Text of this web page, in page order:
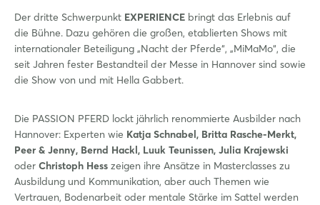
Der dritte Schwerpunkt EXPERIENCE bringt das Erlebnis auf
die Bühne. Dazu gehören die großen, etablierten Shows mit
internationaler Beteiligung „Nacht der Pferde“, „MiMaMo“, die
seit Jahren fester Bestandteil der Messe in Hannover sind sowie
die Show von und mit Hella Gabbert.
Die PASSION PFERD lockt jährlich renommierte Ausbilder nach
Hannover: Experten wie Katja Schnabel, Britta Rasche-Merkt,
Peer & Jenny, Bernd Hackl, Luuk Teunissen, Julia Krajewski
oder Christoph Hess zeigen ihre Ansätze in Masterclasses zu
Ausbildung und Kommunikation, aber auch Themen wie
Vertrauen, Bodenarbeit oder mentale Stärke im Sattel werden